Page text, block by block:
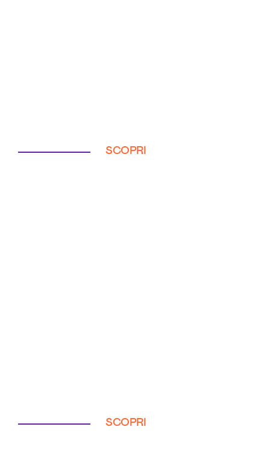
SCOPRI
SCOPRI